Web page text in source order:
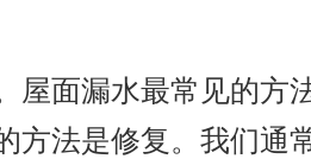
屋面漏水最常见的方
方法是修复。我们通